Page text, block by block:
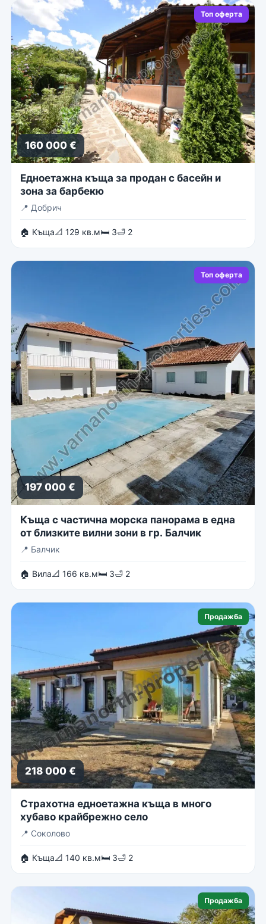
Топ оферта
160 000 €
Едноетажна къща за продан с басейн и
зона за барбекю
📍 Добрич
🏠 Къща📐 129 кв.м🛏 3🛁 2
Топ оферта
197 000 €
Къща с частична морска панорама в една
от близките вилни зони в гр. Балчик
📍 Балчик
🏠 Вила📐 166 кв.м🛏 3🛁 2
Продажба
218 000 €
Страхотна едноетажна къща в много
хубаво крайбрежно село
📍 Соколово
🏠 Къща📐 140 кв.м🛏 3🛁 2
Продажба